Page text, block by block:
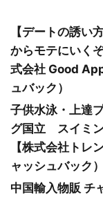
【デートの誘い
からモテにいく
式会社 Good
ュバック）
子供水泳・上達
グ国立 スイミ
【株式会社トレ
ャッシュバック）
中国輸入物販 チ